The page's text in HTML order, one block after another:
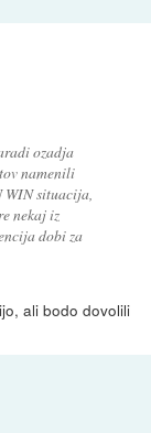
ozadja
namenili
WIN situacija,
nekaj iz
dobi za
ali bodo dovolili